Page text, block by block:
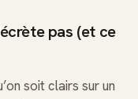
pas (et ce
soit clairs sur un